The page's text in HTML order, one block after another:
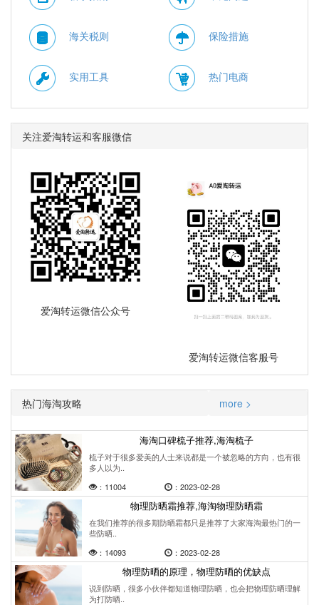
海关税则 保险措施
实用工具 热门电商
关注爱淘转运和客服微信
爱淘转运微信公众号
爱淘转运微信客服号
热门海淘攻略 more >
海淘口碑梳子推荐,海淘梳子
梳子对于很多爱美的人士来说都是一个被忽略的方向，也有很
多人以为..
：11004
：2023-02-28
物理防晒霜推荐,海淘物理防晒霜
在我们推荐的很多期防晒霜都只是推荐了大家海淘最热门的一
些防晒..
：14093
：2023-02-28
物理防晒的原理，物理防晒的优缺点
说到防晒，很多小伙伴都知道物理防晒，也会把物理防晒理解
为打防晒..